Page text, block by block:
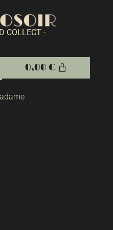
COLLECT -
0,00€